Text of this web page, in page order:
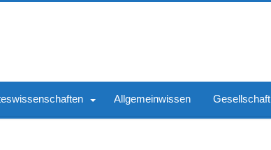
Allgemeinwissen Gesellschaft